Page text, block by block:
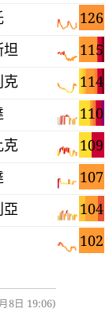
126
115
坦
114
克
110
109
克
107
104
亞
102
8日 19:06)